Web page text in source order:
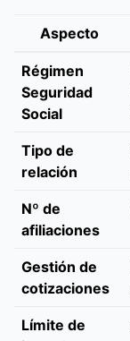
Aspecto
Régimen
Seguridad
Social
Tipo de
relación
Nº de
afiliaciones
Gestión de
cotizaciones
Límite de